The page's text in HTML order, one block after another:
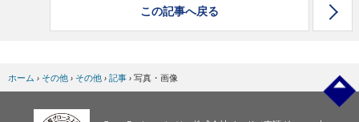
この記事へ戻る
ホーム › その他 › その他 › 記事 › 写真・画像